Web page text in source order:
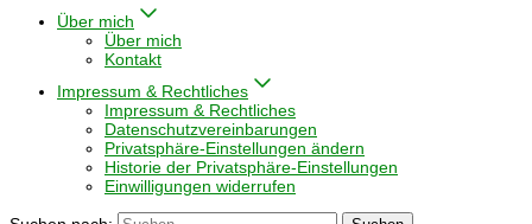
Über mich
Über mich
Kontakt
Impressum & Rechtliches
Impressum & Rechtliches
Datenschutzvereinbarungen
Privatsphäre-Einstellungen ändern
Historie der Privatsphäre-Einstellungen
Einwilligungen widerrufen